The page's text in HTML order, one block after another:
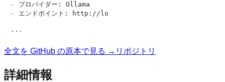
-
-
エンドポイント: http://lo
全文を GitHub の原本で見る → リポジトリ
詳細情報